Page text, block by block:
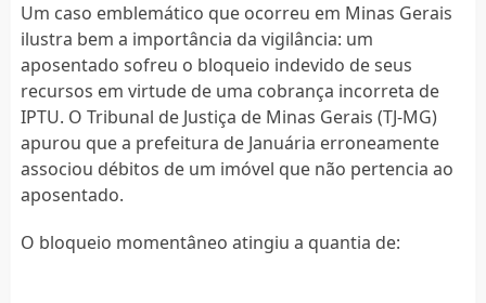
Um caso emblemático que ocorreu em Minas Gerais
ilustra bem a importância da vigilância: um
aposentado sofreu o bloqueio indevido de seus
recursos em virtude de uma cobrança incorreta de
IPTU. O Tribunal de Justiça de Minas Gerais (TJ-MG)
apurou que a prefeitura de Januária erroneamente
associou débitos de um imóvel que não pertencia ao
aposentado.
O bloqueio momentâneo atingiu a quantia de: